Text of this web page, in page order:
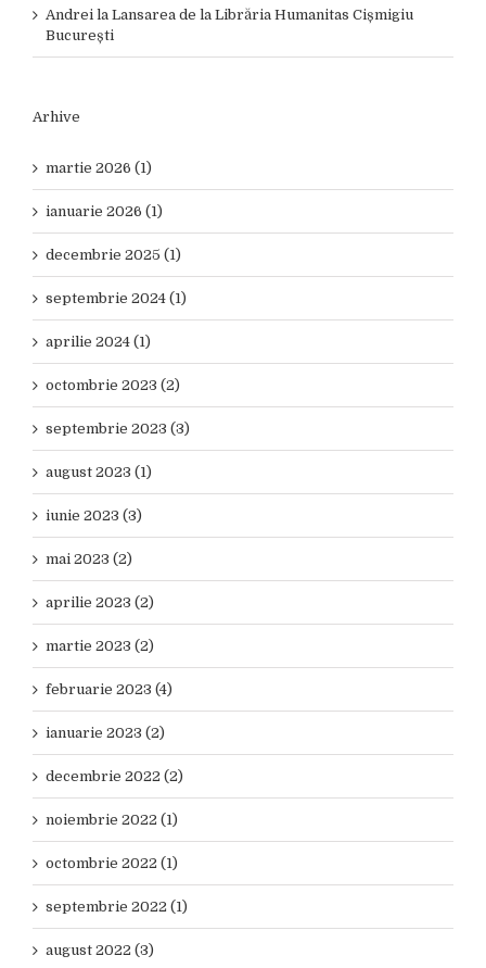
Andrei la Lansarea de la Librăria Humanitas Cișmigiu
București
Arhive
martie 2026 (1)
ianuarie 2026 (1)
decembrie 2025 (1)
septembrie 2024 (1)
aprilie 2024 (1)
octombrie 2023 (2)
septembrie 2023 (3)
august 2023 (1)
iunie 2023 (3)
mai 2023 (2)
aprilie 2023 (2)
martie 2023 (2)
februarie 2023 (4)
ianuarie 2023 (2)
decembrie 2022 (2)
noiembrie 2022 (1)
octombrie 2022 (1)
septembrie 2022 (1)
august 2022 (3)